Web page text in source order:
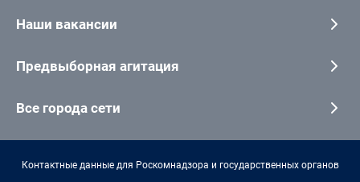
Наши вакансии
Предвыборная агитация
Все города сети
Контактные данные для Роскомнадзора и государственных органов